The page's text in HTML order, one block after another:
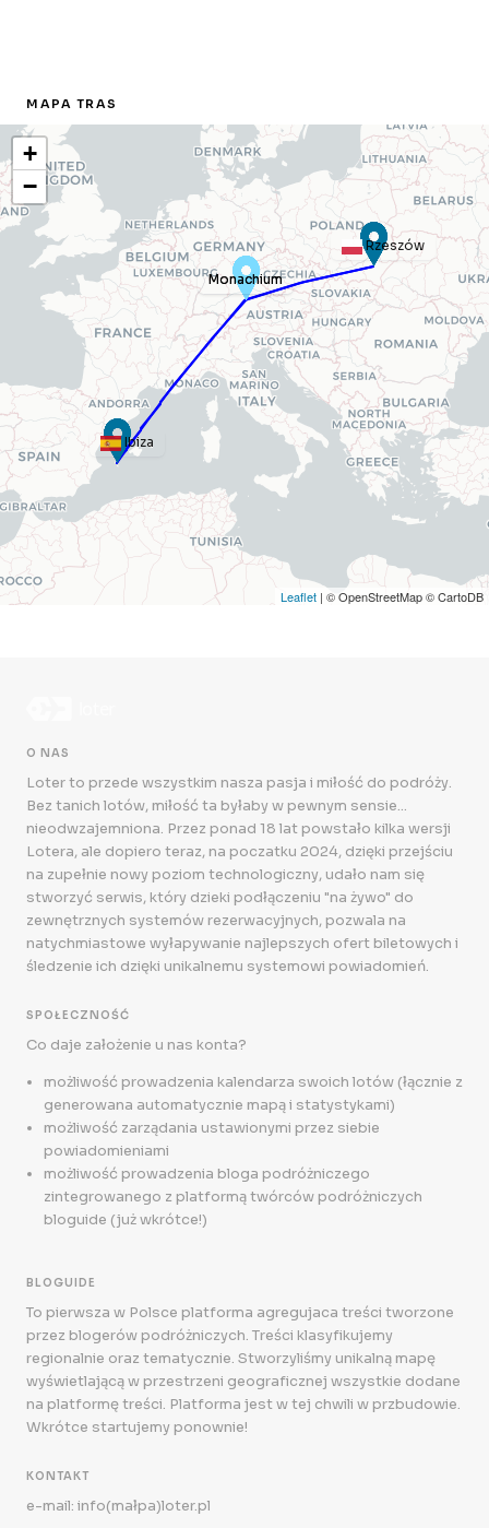
MAPA TRAS
Rzeszów
Ibiza
Monachium
Monachium
+
−
Leaflet | © OpenStreetMap © CartoDB
O NAS
Loter to przede wszystkim nasza pasja i miłość do podróży.
Bez tanich lotów, miłość ta byłaby w pewnym sensie...
nieodwzajemniona. Przez ponad 18 lat powstało kilka wersji
Lotera, ale dopiero teraz, na poczatku 2024, dzięki przejściu
na zupełnie nowy poziom technologiczny, udało nam się
stworzyć serwis, który dzieki podłączeniu "na żywo" do
zewnętrznych systemów rezerwacyjnych, pozwala na
natychmiastowe wyłapywanie najlepszych ofert biletowych i
śledzenie ich dzięki unikalnemu systemowi powiadomień.
SPOŁECZNOŚĆ
Co daje założenie u nas konta?
możliwość prowadzenia kalendarza swoich lotów (łącznie z
generowana automatycznie mapą i statystykami)
możliwość zarządania ustawionymi przez siebie
powiadomieniami
możliwość prowadzenia bloga podróżniczego
zintegrowanego z platformą twórców podróżniczych
bloguide (już wkrótce!)
BLOGUIDE
To pierwsza w Polsce platforma agregujaca treści tworzone
przez blogerów podróżniczych. Treści klasyfikujemy
regionalnie oraz tematycznie. Stworzyliśmy unikalną mapę
wyświetlającą w przestrzeni geograficznej wszystkie dodane
na platformę treści. Platforma jest w tej chwili w przbudowie.
Wkrótce startujemy ponownie!
KONTAKT
e-mail: info(małpa)loter.pl